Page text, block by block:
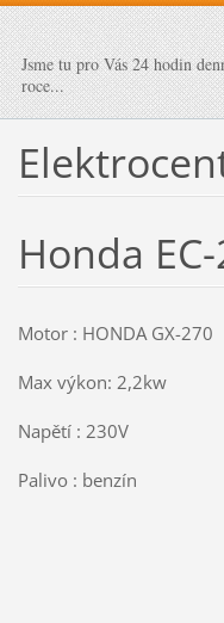
Jsme tu pro Vás 24 hodin
roce...
Honda
Motor : HONDA GX-270
Max výkon: 2,2kw
Napětí : 230V
Palivo : benzín